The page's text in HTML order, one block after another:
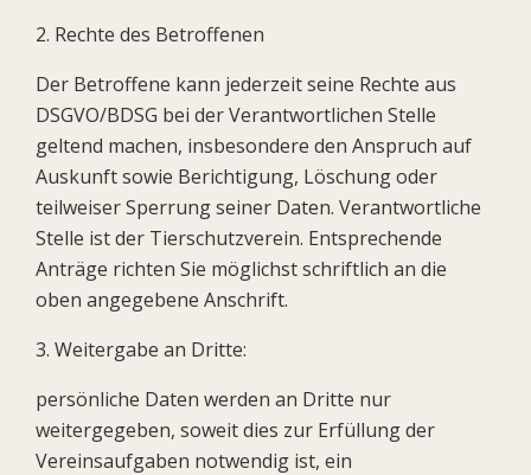
2. Rechte des Betroffenen
Der Betroffene kann jederzeit seine Rechte aus
DSGVO/BDSG bei der Verantwortlichen Stelle
geltend machen, insbesondere den Anspruch auf
Auskunft sowie Berichtigung, Löschung oder
teilweiser Sperrung seiner Daten. Verantwortliche
Stelle ist der Tierschutzverein. Entsprechende
Anträge richten Sie möglichst schriftlich an die
oben angegebene Anschrift.
3. Weitergabe an Dritte:
persönliche Daten werden an Dritte nur
weitergegeben, soweit dies zur Erfüllung der
Vereinsaufgaben notwendig ist, ein